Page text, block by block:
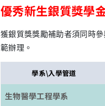
優秀新生銀質獎學
獲銀質獎獎勵補助者須同時
範辦理。
學系\入學管道
生物醫學工程學系